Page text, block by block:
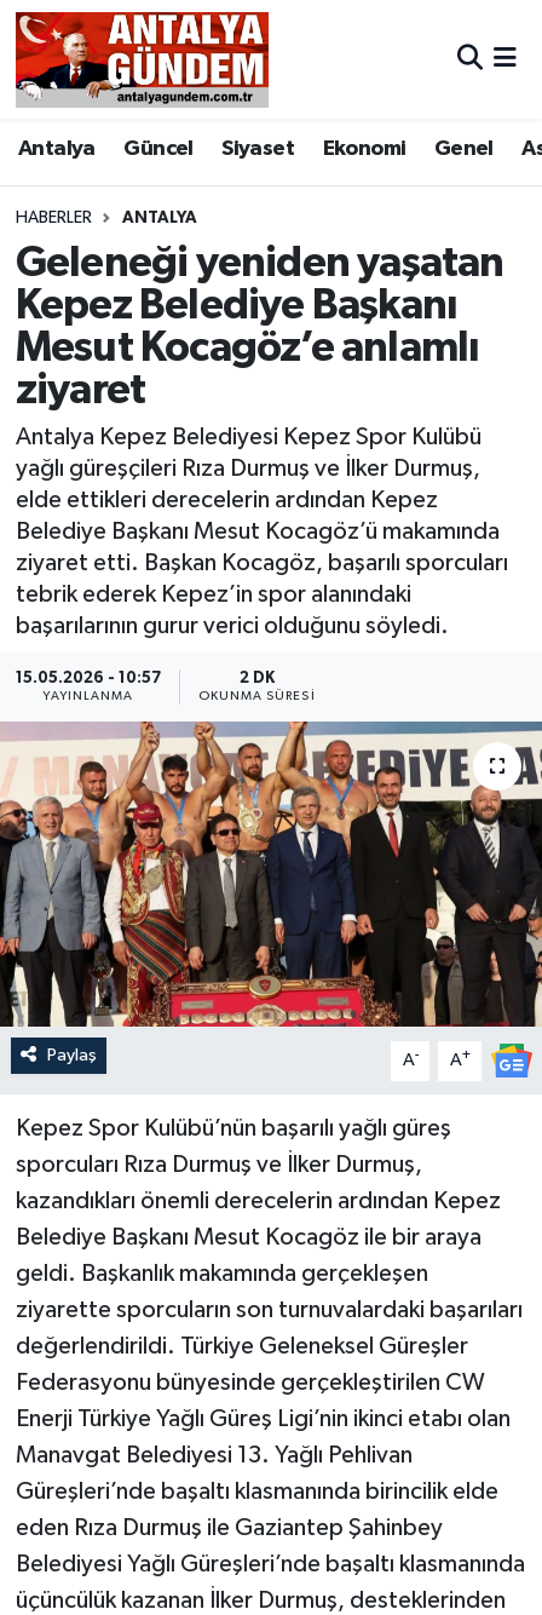
Antalya Güncel Siyaset Ekonomi Genel
HABERLER ANTALYA
Geleneği yeniden yaşatan
Kepez Belediye Başkanı
Mesut Kocagöz’e anlamlı
ziyaret
Antalya Kepez Belediyesi Kepez Spor Kulübü
yağlı güreşçileri Rıza Durmuş ve İlker Durmuş,
elde ettikleri derecelerin ardından Kepez
Belediye Başkanı Mesut Kocagöz’ü makamında
ziyaret etti. Başkan Kocagöz, başarılı sporcuları
tebrik ederek Kepez’in spor alanındaki
başarılarının gurur verici olduğunu söyledi.
15.05.2026 - 10:57
YAYINLANMA
2 DK
OKUNMA SÜRESI
Paylaş A- A+
​Kepez Spor Kulübü’nün başarılı yağlı güreş
sporcuları Rıza Durmuş ve İlker Durmuş,
kazandıkları önemli derecelerin ardından Kepez
Belediye Başkanı Mesut Kocagöz ile bir araya
geldi. Başkanlık makamında gerçekleşen
ziyarette sporcuların son turnuvalardaki başarıları
değerlendirildi. Türkiye Geleneksel Güreşler
Federasyonu bünyesinde gerçekleştirilen CW
Enerji Türkiye Yağlı Güreş Ligi’nin ikinci etabı olan
Manavgat Belediyesi 13. Yağlı Pehlivan
Güreşleri’nde başaltı klasmanında birincilik elde
eden Rıza Durmuş ile Gaziantep Şahinbey
Belediyesi Yağlı Güreşleri’nde başaltı klasmanında
üçüncülük kazanan İlker Durmuş, desteklerinden
Antalya
Asayiş
Bilim & Teknoloji
Bölge
EĞİTİM
Ekonomi
Genel
Görüntülü Haber
Güncel
Resmi İlan
Sağlık & Yaşam
Siyaset
Spor
Antalya Nöbetçi Eczaneler
Antalya Hava Durumu
Antalya Namaz Vakitleri
Antalya Trafik Yoğunluk Haritası
Süper Lig Puan Durumu ve Fikstür
Tüm Manşetler
Son Dakika Haberleri
Haber Arşivi